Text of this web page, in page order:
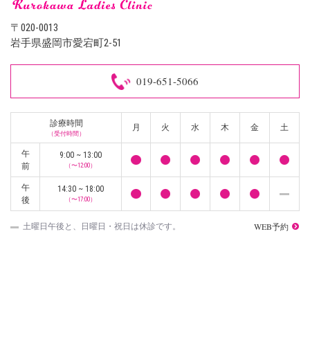
〒020-0013
岩手県盛岡市愛宕町2-51
019-651-5066
診療時間
（受付時間）
月 火 水 木 金 土
午
前
9:00 ~ 13:00
（〜12:00）
午
後
14:30 ~ 18:00
（〜17:00）
土曜日午後と、日曜日・祝日は休診です。 WEB予約